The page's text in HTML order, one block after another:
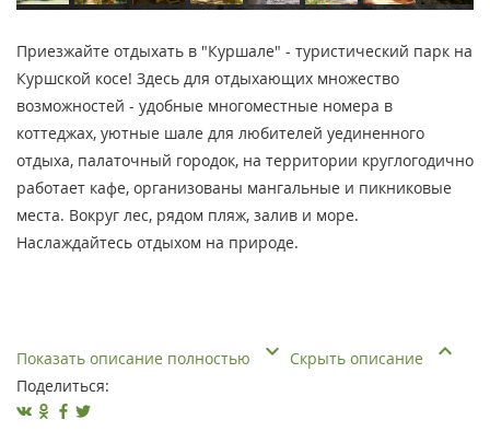
Приезжайте отдыхать в "Куршале" - туристический парк на
Куршской косе! Здесь для отдыхающих множество
возможностей - удобные многоместные номера в
коттеджах, уютные шале для любителей уединенного
отдыха, палаточный городок, на территории круглогодично
работает кафе, организованы мангальные и пикниковые
места. Вокруг лес, рядом пляж, залив и море.
Наслаждайтесь отдыхом на природе.
Показать описание полностью
Скрыть описание
Поделиться: